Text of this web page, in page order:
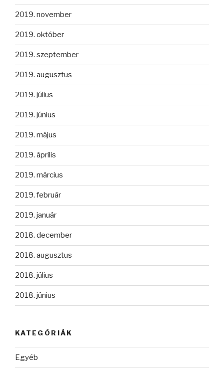
2019. november
2019. október
2019. szeptember
2019. augusztus
2019. július
2019. június
2019. május
2019. április
2019. március
2019. február
2019. január
2018. december
2018. augusztus
2018. július
2018. június
KATEGÓRIÁK
Egyéb